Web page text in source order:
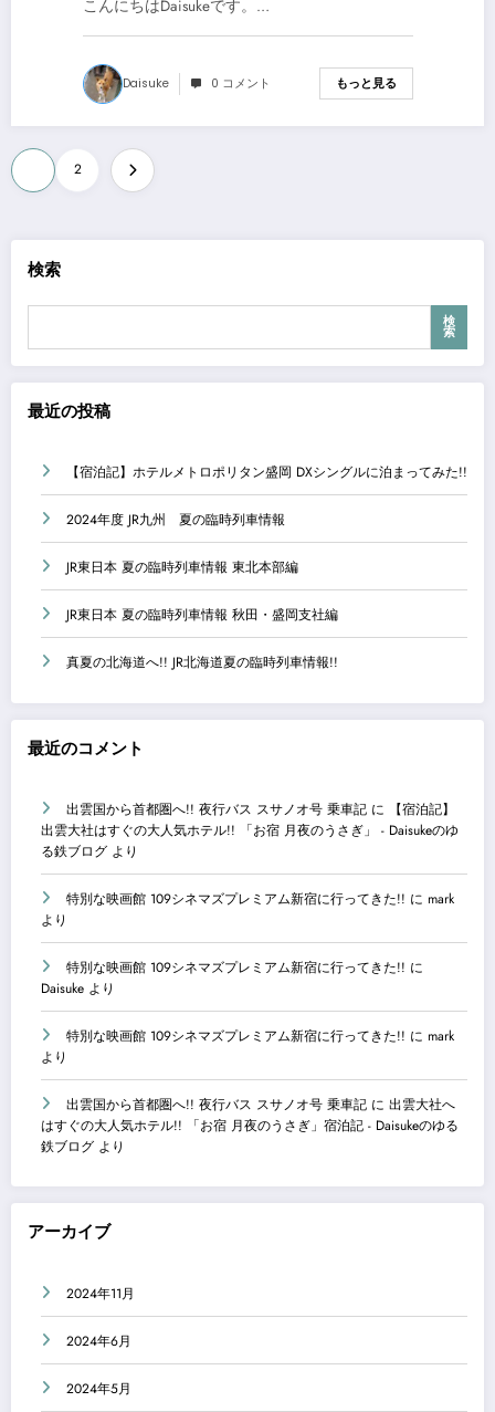
こんにちはDaisukeです。…
Daisuke 0 コメント もっと見る
投
稿
の
ペ
ー
ジ
送
り
2
検索
検
索
最近の投稿
【宿泊記】ホテルメトロポリタン盛岡 DXシングルに泊まってみた!!
2024年度 JR九州 夏の臨時列車情報
JR東日本 夏の臨時列車情報 東北本部編
JR東日本 夏の臨時列車情報 秋田・盛岡支社編
真夏の北海道へ!! JR北海道夏の臨時列車情報!!
最近のコメント
出雲国から首都圏へ!! 夜行バス スサノオ号 乗車記 に
【宿泊記】
出雲大社はすぐの大人気ホテル!! 「お宿 月夜のうさぎ」 - Daisukeのゆ
る鉄ブログ より
特別な映画館 109シネマズプレミアム新宿に行ってきた!! に mark
より
特別な映画館 109シネマズプレミアム新宿に行ってきた!! に
Daisuke より
特別な映画館 109シネマズプレミアム新宿に行ってきた!! に mark
より
出雲国から首都圏へ!! 夜行バス スサノオ号 乗車記 に 出雲大社へ
はすぐの大人気ホテル!! 「お宿 月夜のうさぎ」宿泊記 - Daisukeのゆる
鉄ブログ より
アーカイブ
2024年11月
2024年6月
2024年5月